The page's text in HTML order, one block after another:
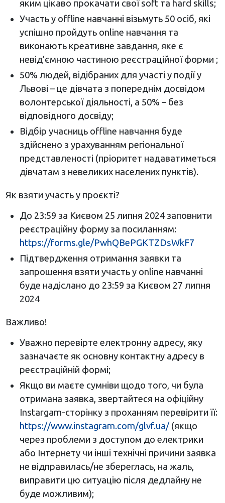
яким цікаво прокачати свої soft та hard skills;
Участь у offline навчанні візьмуть 50 осіб, які
успішно пройдуть online навчання та
виконають креативне завдання, яке є
невід’ємною частиною реєстраційної форми ;
50% людей, відібраних для участі у події у
Львові – це дівчата з попереднім досвідом
волонтерської діяльності, а 50% – без
відповідного досвіду;
Відбір учасниць offline навчання буде
здійснено з урахуванням регіональної
представленості (пріоритет надаватиметься
дівчатам з невеликих населених пунктів).
Як взяти участь у проєкті?
До 23:59 за Києвом 25 липня 2024 заповнити
реєстраційну форму за посиланням:
https://forms.gle/PwhQBePGKTZDsWkF7
Підтвердження отримання заявки та
запрошення взяти участь у online навчанні
буде надіслано до 23:59 за Києвом 27 липня
2024
Важливо!
Уважно перевірте електронну адресу, яку
зазначаєте як основну контактну адресу в
реєстраційній формі;
Якщо ви маєте сумніви щодо того, чи була
отримана заявка, звертайтеся на офіційну
Instargam-сторінку з проханням перевірити її:
https://www.instagram.com/glvf.ua/(якщо
через проблеми з доступом до електрики
або Інтернету чи інші технічні причини заявка
не відправилась/не збереглась, на жаль,
виправити цю ситуацію після дедлайну не
буде можливим);